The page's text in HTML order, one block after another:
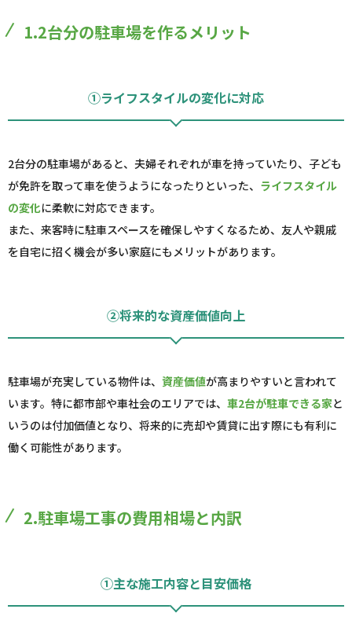
1.2台分の駐車場を作るメリット
①ライフスタイルの変化に対応
2台分の駐車場があると、夫婦それぞれが車を持っていたり、子ども
が免許を取って車を使うようになったりといった、 ライフスタイル
の変化に柔軟に対応できます。
また、来客時に駐車スペースを確保しやすくなるため、友人や親戚
を自宅に招く機会が多い家庭にもメリットがあります。
②将来的な資産価値向上
駐車場が充実している物件は、 資産価値が高まりやすいと言われて
います。特に都市部や車社会のエリアでは、 車2台が駐車できる家と
いうのは付加価値となり、将来的に売却や賃貸に出す際にも有利に
働く可能性があります。
2.駐車場工事の費用相場と内訳
①主な施工内容と目安価格